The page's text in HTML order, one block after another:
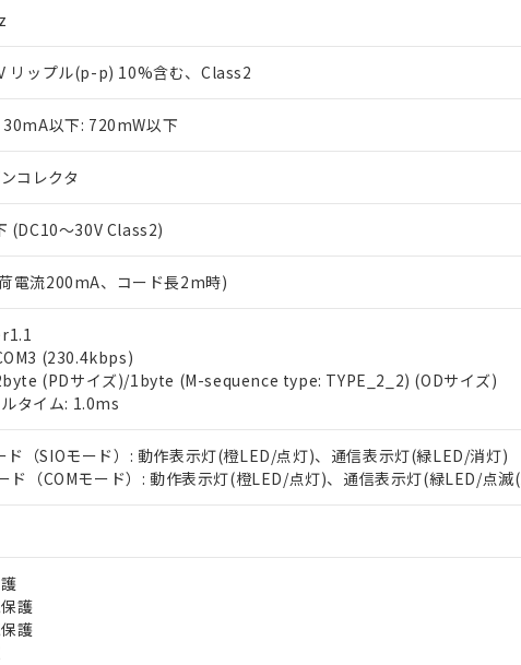
リップル(p-p) 10%含む、Class2
30mA以下: 720mW以下
コレクタ
(DC10～30V Class2)
電流200mA、コード長2m時)
(230.4kbps)
(PDサイズ)/1byte (M-sequence type: TYPE_2_2) (ODサイズ)
タイム: 1.0ms
ド（SIOモード）: 動作表示灯(橙LED/点灯)、通信表示灯(緑LED/消灯)
ド（COMモード）: 動作表示灯(橙LED/点灯)、通信表示灯(緑LED/点滅
護
護
ご利用条件
以下の条件をお読みいただき、同意のうえご利用ください。
対応済み：EU RoHS指令（10物質）の非含有に対応した製品が提
対応予定：EU RoHS指令（10物質）の非含有に対応した製品に切り替
対応予定なし：EU RoHS指令（10物質）の非含有に非対応の商品で、
調査・確認中：EU RoHS指令（10物質）の非含有の対応状況を調査中
非該当品：ライセンス料など無形物で、有害物質有無と関係のない商品
仕入先様の事情により、非含有部品としていたものが、含有品と判明
があります。
六価クロム(Cr(Ⅵ)) 1000ppm以下、ポリ臭化ビフェニル類(PBB) 1000ppm以下、ポリ臭化
フタル酸ビス(2-エチルヘキシル) (DEHP)(別名：DOP) 1000ppm以下、フタル酸ブチルベ
ル（DBP） 1000ppm以下、フタル酸ジイソブチル (DIBP) 1000ppm以下
但し、RoHS指令で産業用監視および制御機器に対する適用除外項目は除く。
※1 中国RoHS○×表
「－」：未確認です。当社販売部門へお問い合わせください。
*中国RoHS10物質の基準値 (GB/T26572)：
Pb(鉛) :1000ppm、 Hg(水銀) : 1000ppm、 Cd(カドミウム) : 100ppm、
Cr(Ⅵ)(六価クロム) : 1000ppm、 PBBs(ポリ臭化ビフェニル類) : 1000ppm、 PBDEs(ポリ